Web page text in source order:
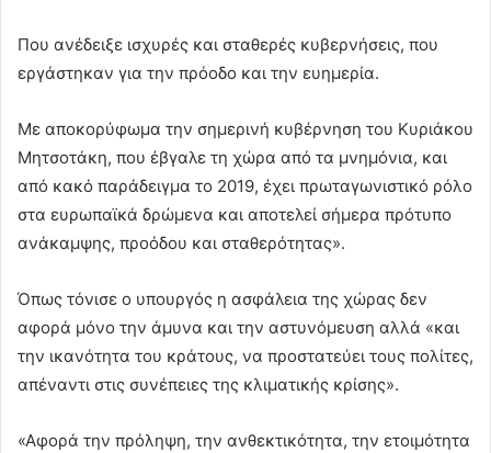
Που ανέδειξε ισχυρές και σταθερές κυβερνήσεις, που
εργάστηκαν για την πρόοδο και την ευημερία.
Με αποκορύφωμα την σημερινή κυβέρνηση του Κυριάκου
Μητσοτάκη, που έβγαλε τη χώρα από τα μνημόνια, και
από κακό παράδειγμα το 2019, έχει πρωταγωνιστικό ρόλο
στα ευρωπαϊκά δρώμενα και αποτελεί σήμερα πρότυπο
ανάκαμψης, προόδου και σταθερότητας».
Όπως τόνισε ο υπουργός η ασφάλεια της χώρας δεν
αφορά μόνο την άμυνα και την αστυνόμευση αλλά «και
την ικανότητα του κράτους, να προστατεύει τους πολίτες,
απέναντι στις συνέπειες της κλιματικής κρίσης».
«Αφορά την πρόληψη, την ανθεκτικότητα, την ετοιμότητα